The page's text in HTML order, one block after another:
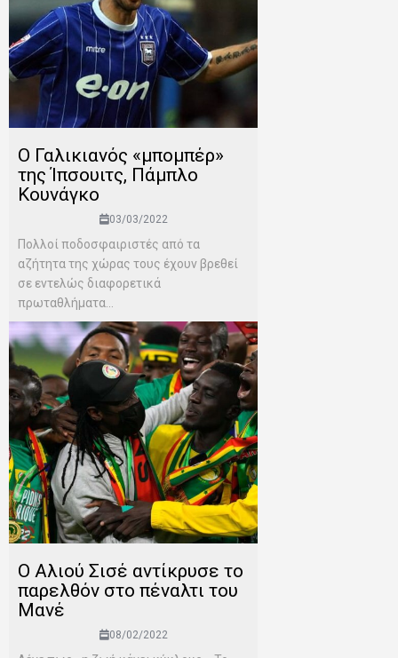
Ο Γαλικιανός «μπομπέρ»
της Ίπσουιτς, Πάμπλο
Κουνάγκο
03/03/2022
Πολλοί ποδοσφαιριστές από τα
αζήτητα της χώρας τους έχουν βρεθεί
σε εντελώς διαφορετικά
πρωταθλήματα...
Ο Αλιού Σισέ αντίκρυσε το
παρελθόν στο πέναλτι του
Μανέ
08/02/2022